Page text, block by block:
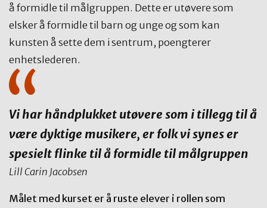
å formidle til målgruppen. Dette er utøvere som
elsker å formidle til barn og unge og som kan
kunsten å sette dem i sentrum, poengterer
enhetslederen.
Vi har håndplukket utøvere som i tillegg til å
være dyktige musikere, er folk vi synes er
spesielt flinke til å formidle til målgruppen
Lill Carin Jacobsen
Målet med kurset er å ruste elever i rollen som